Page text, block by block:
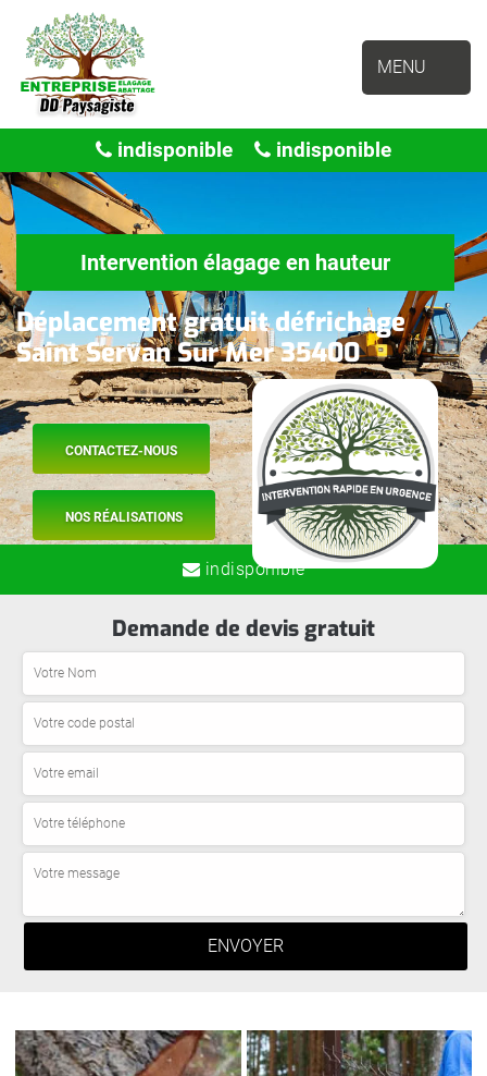
MENU
indisponible indisponible
Intervention élagage en hauteur
Déplacement gratuit défrichage
Saint Servan Sur Mer 35400
CONTACTEZ-NOUS
NOS RÉALISATIONS
indisponible
Demande de devis gratuit